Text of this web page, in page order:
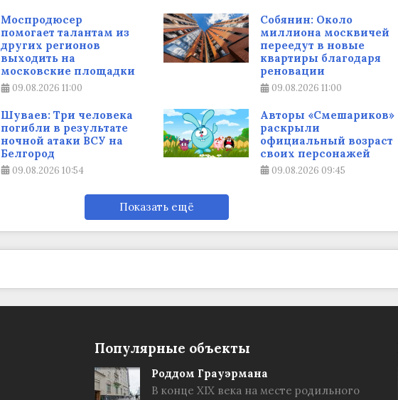
Моспродюсер
помогает талантам из
других регионов
выходить на
московские площадки
09.08.2026 11:00
Собянин: Около
миллиона москвичей
переедут в новые
квартиры благодаря
реновации
09.08.2026 11:00
Шуваев: Три человека
погибли в результате
ночной атаки ВСУ на
Белгород
09.08.2026 10:54
Авторы «Смешариков»
раскрыли
официальный возраст
своих персонажей
09.08.2026 09:45
Показать ещё
Популярные объекты
Роддом Грауэрмана
В конце XIX века на месте родильного